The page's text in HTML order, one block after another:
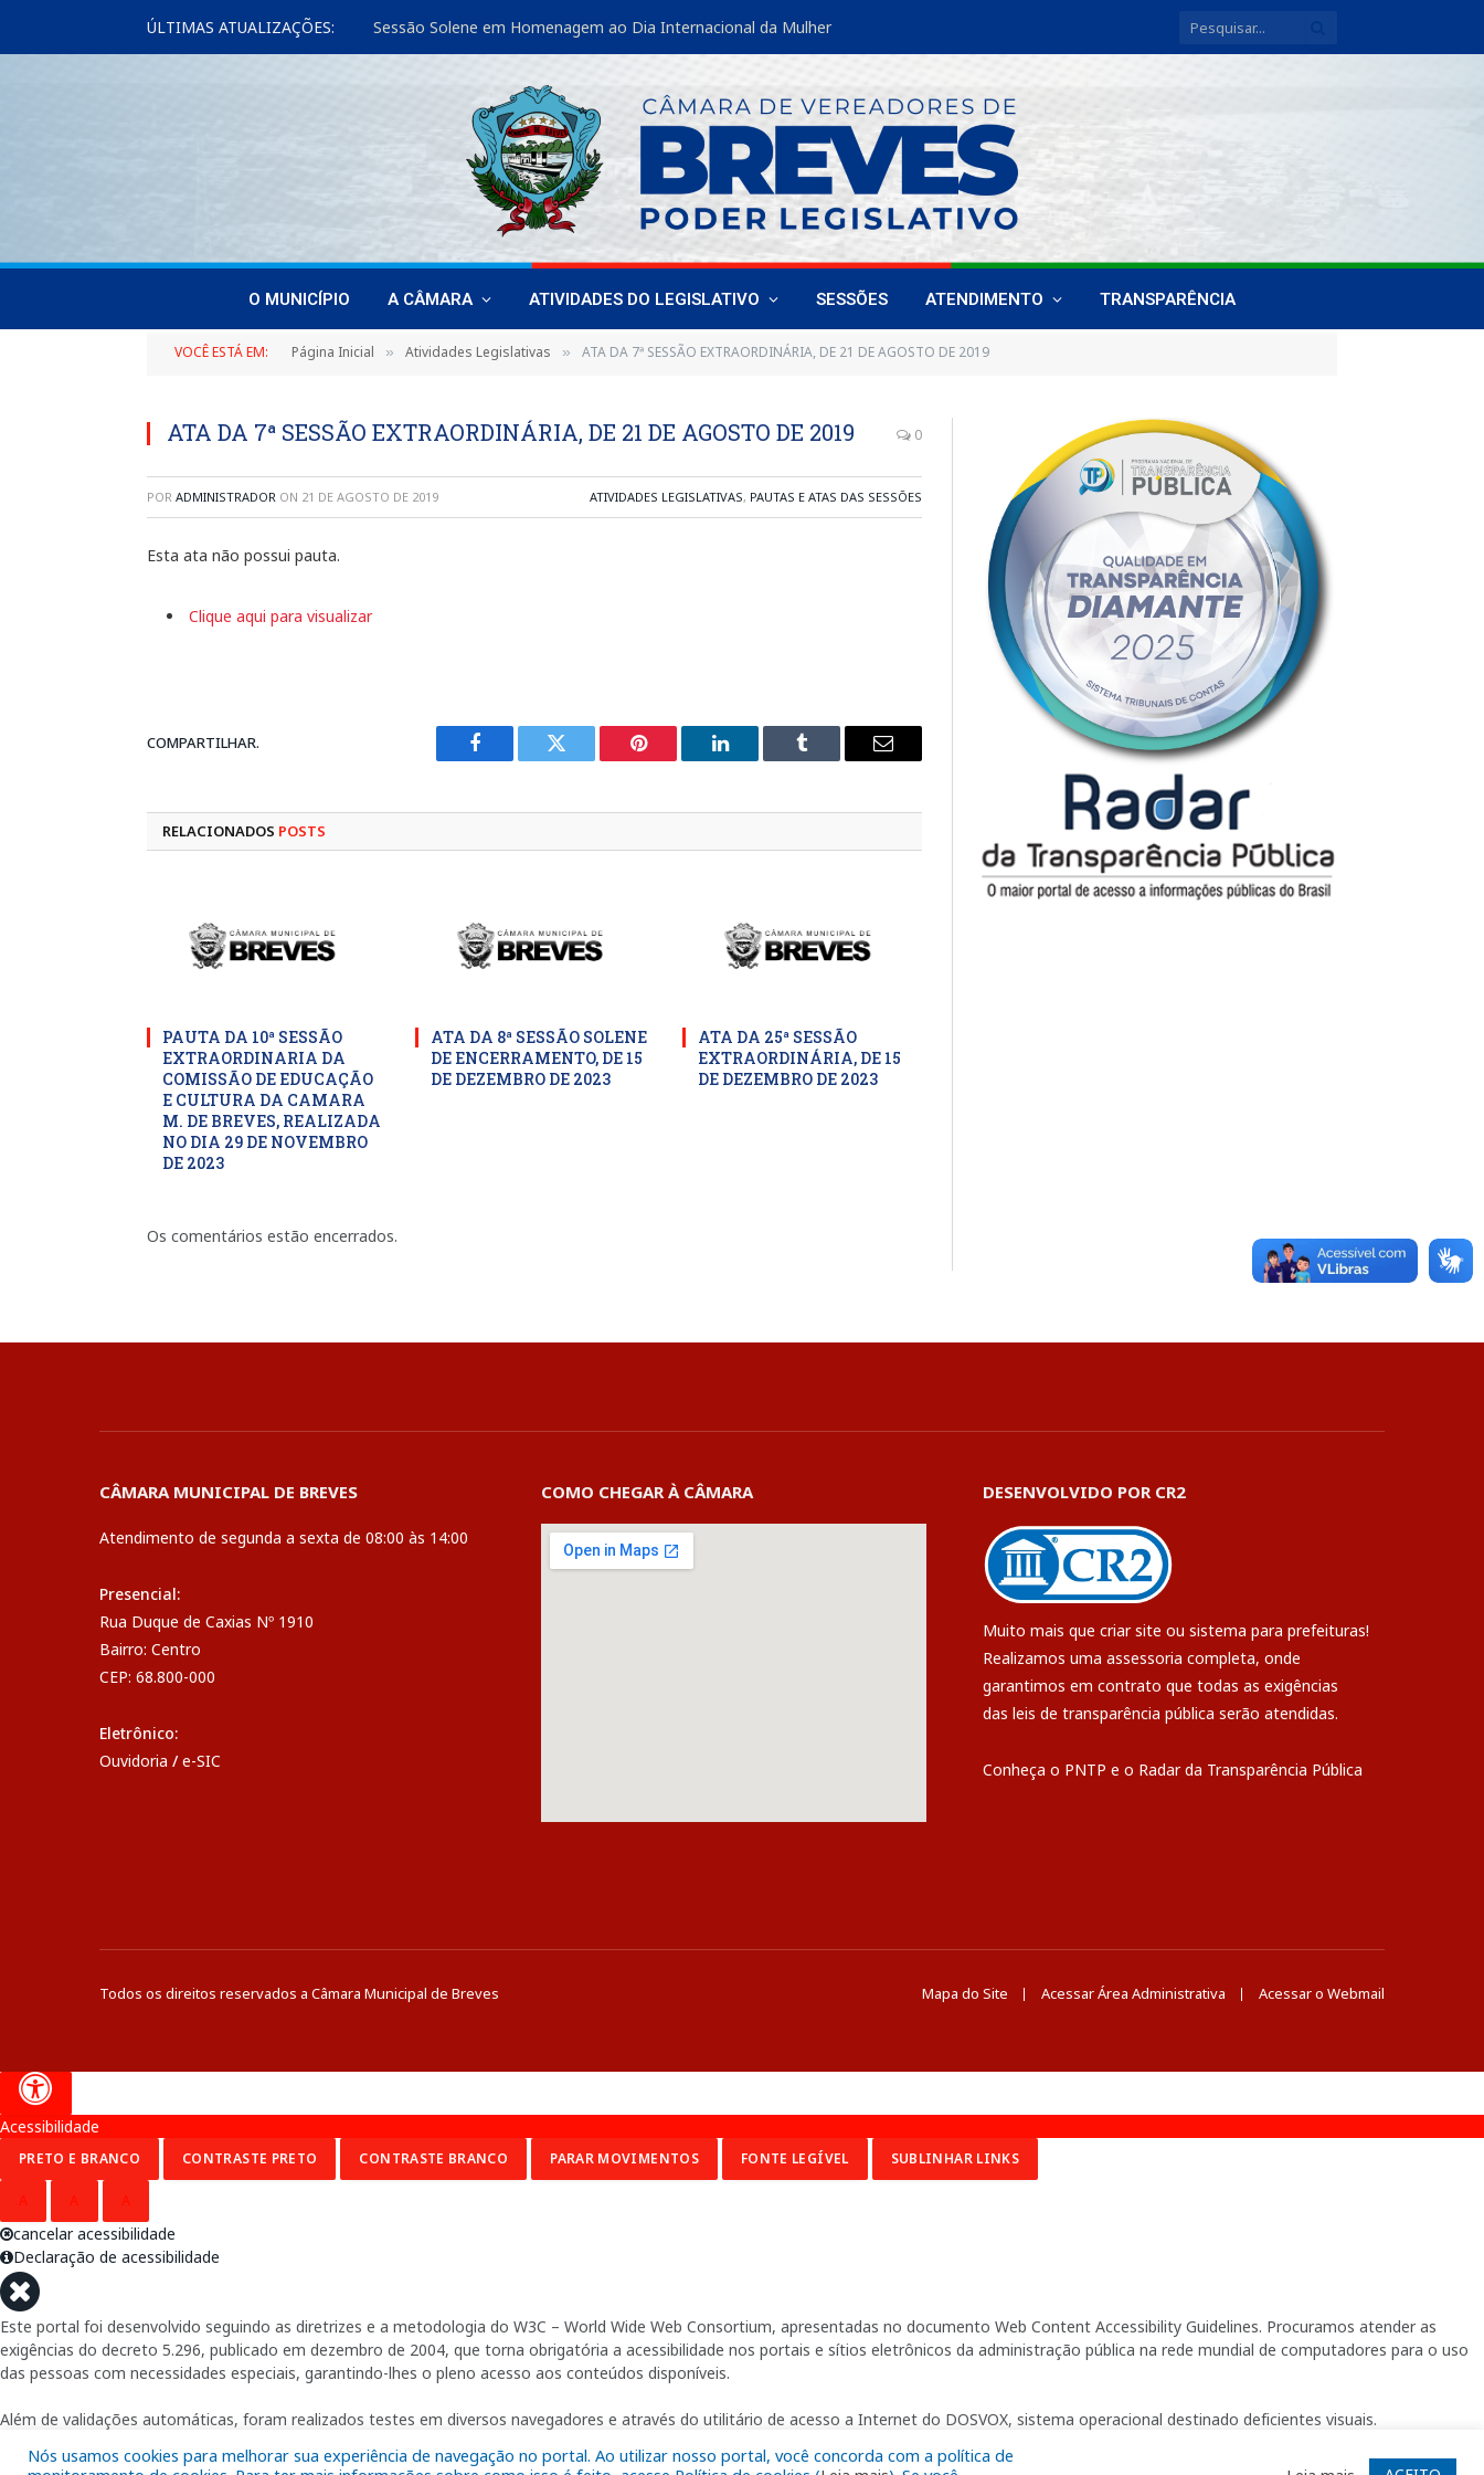
ÚLTIMAS ATUALIZAÇÕES: Sessão Solene em Homenagem ao Dia Internacional da Mulher
O MUNICÍPIO A CÂMARA ATIVIDADES DO LEGISLATIVO SESSÕES ATENDIMENTO TRANSPARÊNCIA
VOCÊ ESTÁ EM: Página Inicial » Atividades Legislativas » ATA DA 7ª SESSÃO EXTRAORDINÁRIA, DE 21 DE AGOSTO DE 2019
ATA DA 7ª SESSÃO EXTRAORDINÁRIA, DE 21 DE AGOSTO DE 2019 0
POR ADMINISTRADOR ON 21 DE AGOSTO DE 2019 ATIVIDADES LEGISLATIVAS, PAUTAS E ATAS DAS SESSÕES
Esta ata não possui pauta.
Clique aqui para visualizar
COMPARTILHAR.
Facebook Twitter Pinterest LinkedIn Tumblr
E-
RELACIONADOS POSTS
PAUTA DA 10ª SESSÃO
EXTRAORDINARIA DA
COMISSÃO DE EDUCAÇÃO
E CULTURA DA CAMARA
M. DE BREVES, REALIZADA
NO DIA 29 DE NOVEMBRO
DE 2023
ATA DA 8ª SESSÃO SOLENE
DE ENCERRAMENTO, DE 15
DE DEZEMBRO DE 2023
ATA DA 25ª SESSÃO
EXTRAORDINÁRIA, DE 15
DE DEZEMBRO DE 2023
Os comentários estão encerrados.
CÂMARA MUNICIPAL DE BREVES
Atendimento de segunda a sexta de 08:00 às 14:00
Presencial:
Rua Duque de Caxias Nº 1910
Bairro: Centro
CEP: 68.800-000
Eletrônico:
Ouvidoria / e-SIC
COMO CHEGAR À CÂMARA DESENVOLVIDO POR CR2
Muito mais que criar site ou sistema para prefeituras!
Realizamos uma assessoria completa, onde
garantimos em contrato que todas as exigências
das leis de transparência pública serão atendidas.
Conheça o PNTP e o Radar da Transparência Pública
Todos os direitos reservados a Câmara Municipal de Breves Mapa do Site Acessar Área Administrativa Acessar o Webmail
Nós usamos cookies para melhorar sua experiência de navegação no portal. Ao utilizar nosso portal, você concorda com a política de
Acessibilidade
PRETO E BRANCO CONTRASTE PRETO CONTRASTE BRANCO PARAR MOVIMENTOS FONTE LEGÍVEL SUBLINHAR LINKS
cancelar acessibilidade
Declaração de acessibilidade
Este portal foi desenvolvido seguindo as diretrizes e a metodologia do W3C – World Wide Web Consortium, apresentadas no documento Web Content Accessibility Guidelines. Procuramos atender as
exigências do decreto 5.296, publicado em dezembro de 2004, que torna obrigatória a acessibilidade nos portais e sítios eletrônicos da administração pública na rede mundial de computadores para o uso
das pessoas com necessidades especiais, garantindo-lhes o pleno acesso aos conteúdos disponíveis.
Além de validações automáticas, foram realizados testes em diversos navegadores e através do utilitário de acesso a Internet do DOSVOX, sistema operacional destinado deficientes visuais.